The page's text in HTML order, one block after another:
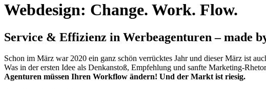
Webdesign: Change. Work. Flow.
Service & Effizienz in Werbeagenturen – made
Schon im März war 2020 ein ganz schön verrücktes Jahr und dieser März ist
Was in der ersten Idee als Denkanstoß, Empfehlung und sanfte Marketing-
Agenturen müssen Ihren Workflow ändern! Und der Markt ist riesig.